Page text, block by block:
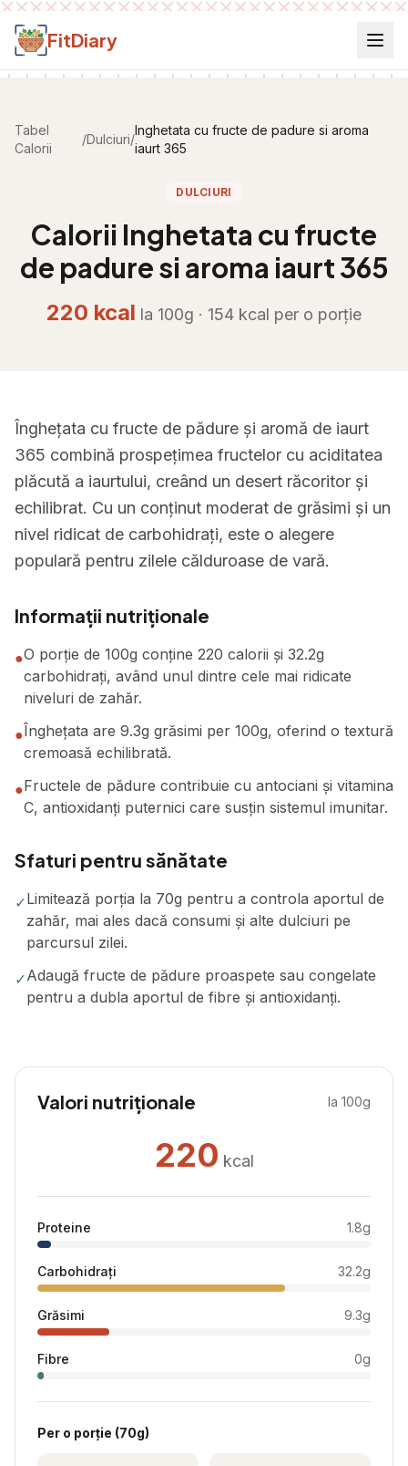
Salt la conținut
FitDiary
Tabel
Calorii
/Dulciuri/
Inghetata cu fructe de padure si aroma
iaurt 365
DULCIURI
Calorii Inghetata cu fructe
de padure si aroma iaurt 365
220 kcal la 100g · 154 kcal per o porție
Înghețata cu fructe de pădure și aromă de iaurt
365 combină prospețimea fructelor cu aciditatea
plăcută a iaurtului, creând un desert răcoritor și
echilibrat. Cu un conținut moderat de grăsimi și un
nivel ridicat de carbohidrați, este o alegere
populară pentru zilele călduroase de vară.
Informații nutriționale
●O porție de 100g conține 220 calorii și 32.2g
carbohidrați, având unul dintre cele mai ridicate
niveluri de zahăr.
●Înghețata are 9.3g grăsimi per 100g, oferind o textură
cremoasă echilibrată.
●Fructele de pădure contribuie cu antociani și vitamina
C, antioxidanți puternici care susțin sistemul imunitar.
Sfaturi pentru sănătate
✓Limitează porția la 70g pentru a controla aportul de
zahăr, mai ales dacă consumi și alte dulciuri pe
parcursul zilei.
✓Adaugă fructe de pădure proaspete sau congelate
pentru a dubla aportul de fibre și antioxidanți.
Valori nutriționale la 100g
220 kcal
Proteine 1.8g
Carbohidrați 32.2g
Grăsimi 9.3g
Fibre 0g
Per o porție (70g)